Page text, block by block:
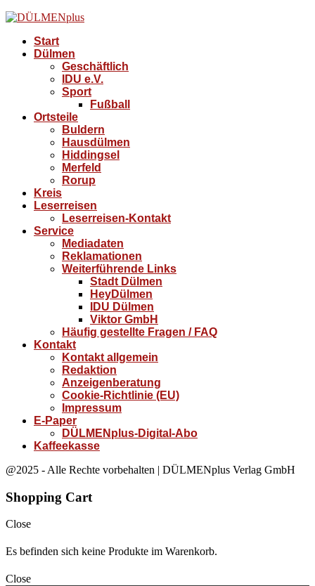
Start
Dülmen
Geschäftlich
IDU e.V.
Sport
Fußball
Ortsteile
Buldern
Hausdülmen
Hiddingsel
Merfeld
Rorup
Kreis
Leserreisen
Leserreisen-Kontakt
Service
Mediadaten
Reklamationen
Weiterführende Links
Stadt Dülmen
HeyDülmen
IDU Dülmen
Viktor GmbH
Häufig gestellte Fragen / FAQ
Kontakt
Kontakt allgemein
Redaktion
Anzeigenberatung
Cookie-Richtlinie (EU)
Impressum
E-Paper
DÜLMENplus-Digital-Abo
Kaffeekasse
@2025 - Alle Rechte vorbehalten | DÜLMENplus Verlag GmbH
Shopping Cart
Close
Es befinden sich keine Produkte im Warenkorb.
Close